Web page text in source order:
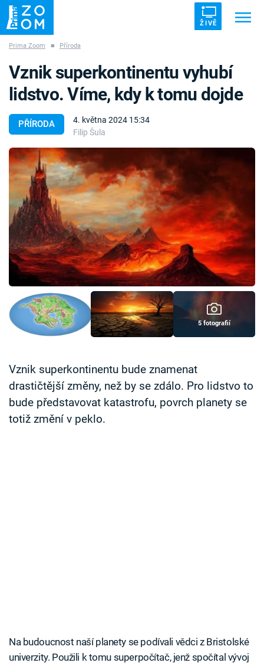
ŽIVĚ
ZÁHADY VETŘELCI DÁVNOVĚKU
Témata
Témata
Pořady
TV Program
Časopis
Sledujte prima+
Sledujte nás
Prima Zoom ■ Příroda
PŘÍRODA
4. května 2024 15:34
Filip Šula
Vznik superkontinentu vyhubí
lidstvo. Víme, kdy k tomu dojde
5 fotografií
Vznik superkontinentu bude znamenat
drastičtější změny, než by se zdálo. Pro lidstvo to
bude představovat katastrofu, povrch planety se
totiž změní v peklo.
Na budoucnost naší planety se podívali vědci z Bristolské
univerzity. Použili k tomu superpočítač, jenž spočítal vývoj